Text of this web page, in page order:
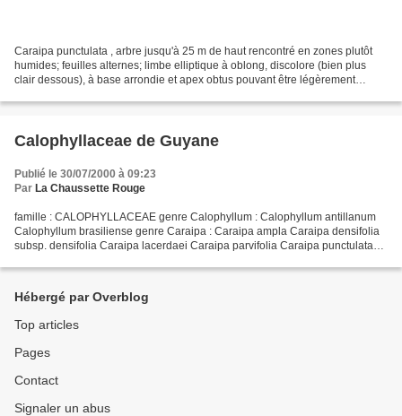
Caraipa punctulata , arbre jusqu'à 25 m de haut rencontré en zones plutôt
humides; feuilles alternes; limbe elliptique à oblong, discolore (bien plus
clair dessous), à base arrondie et apex obtus pouvant être légèrement
Calophyllaceae de Guyane
Publié le 30/07/2000 à 09:23
Par La Chaussette Rouge
famille : CALOPHYLLACEAE genre Calophyllum : Calophyllum antillanum
Calophyllum brasiliense genre Caraipa : Caraipa ampla Caraipa densifolia
subsp. densifolia Caraipa lacerdaei Caraipa parvifolia Caraipa punctulata
Hébergé par Overblog
Top articles
Pages
Contact
Signaler un abus